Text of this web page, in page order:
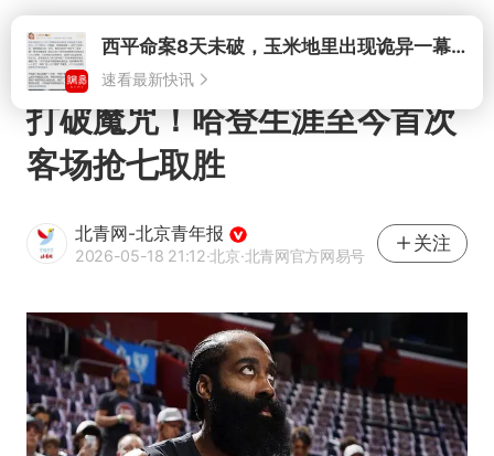
打开
打破魔咒！哈登生涯至今首次
客场抢七取胜
北青网-北京青年报
2026-05-18 21:12·北京·北青网官方网易号
关注